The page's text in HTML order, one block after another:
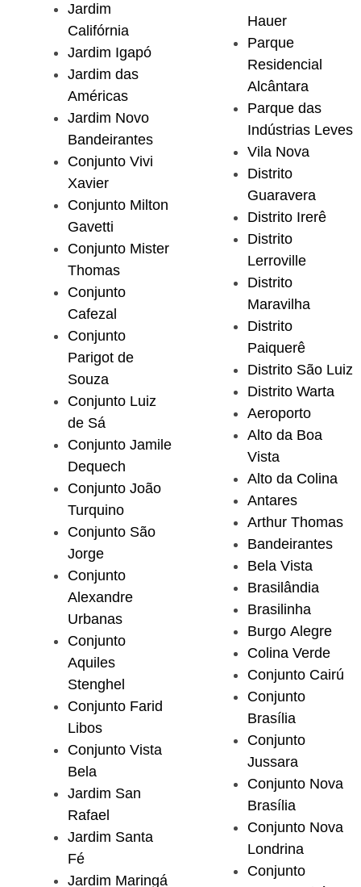
Jardim
Califórnia
Jardim Igapó
Jardim das
Américas
Jardim Novo
Bandeirantes
Conjunto Vivi
Xavier
Conjunto Milton
Gavetti
Conjunto Mister
Thomas
Conjunto
Cafezal
Conjunto
Parigot de
Souza
Conjunto Luiz
de Sá
Conjunto Jamile
Dequech
Conjunto João
Turquino
Conjunto São
Jorge
Conjunto
Alexandre
Urbanas
Conjunto
Aquiles
Stenghel
Conjunto Farid
Libos
Conjunto Vista
Bela
Jardim San
Rafael
Jardim Santa
Fé
Jardim Maringá
Hauer
Parque
Residencial
Alcântara
Parque das
Indústrias Leves
Vila Nova
Distrito
Guaravera
Distrito Irerê
Distrito
Lerroville
Distrito
Maravilha
Distrito
Paiquerê
Distrito São Luiz
Distrito Warta
Aeroporto
Alto da Boa
Vista
Alto da Colina
Antares
Arthur Thomas
Bandeirantes
Bela Vista
Brasilândia
Brasilinha
Burgo Alegre
Colina Verde
Conjunto Cairú
Conjunto
Brasília
Conjunto
Jussara
Conjunto Nova
Brasília
Conjunto Nova
Londrina
Conjunto